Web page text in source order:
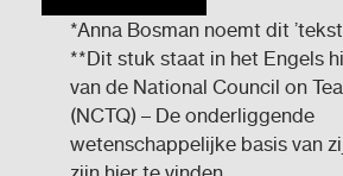
*Anna Bosman noemt dit
**Dit stuk staat in het Engels
van de National Council on
(NCTQ) – De onderliggende
wetenschappelijke basis van